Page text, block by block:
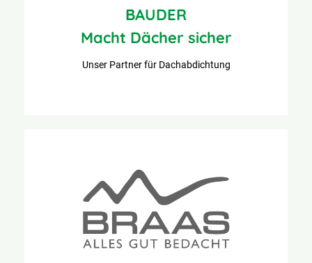
BAUDER
Macht Dächer sicher
Unser Partner für Dachabdichtung